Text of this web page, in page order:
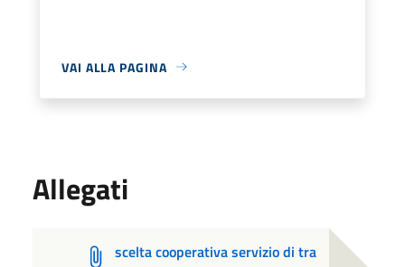
VAI ALLA PAGINA
Allegati
scelta cooperativa servizio di tra